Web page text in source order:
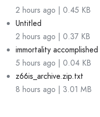
2 hours ago | 0.45 KB
Untitled
2 hours ago | 0.37 KB
immortality
5 hours ago | 0.04 KB
z66is_archive.zip.txt
8 hours ago | 3.01 MB